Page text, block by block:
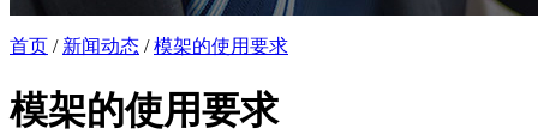
首页 / 新闻动态 /模架的使用要求
模架的使用要求